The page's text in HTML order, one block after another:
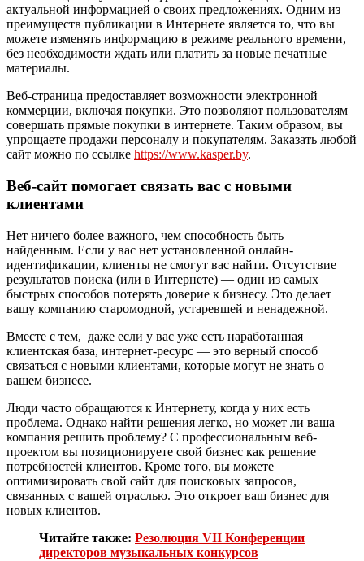
актуальной информацией о своих предложениях. Одним из
преимуществ публикации в Интернете является то, что вы
можете изменять информацию в режиме реального времени,
без необходимости ждать или платить за новые печатные
материалы.
Веб-страница предоставляет возможности электронной
коммерции, включая покупки. Это позволяют пользователям
совершать прямые покупки в интернете. Таким образом, вы
упрощаете продажи персоналу и покупателям. Заказать любой
сайт можно по ссылке https://www.kasper.by.
Веб-сайт помогает связать вас с новыми
клиентами
Нет ничего более важного, чем способность быть
найденным. Если у вас нет установленной онлайн-
идентификации, клиенты не смогут вас найти. Отсутствие
результатов поиска (или в Интернете) — один из самых
быстрых способов потерять доверие к бизнесу. Это делает
вашу компанию старомодной, устаревшей и ненадежной.
Вместе с тем, даже если у вас уже есть наработанная
клиентская база, интернет-ресурс — это верный способ
связаться с новыми клиентами, которые могут не знать о
вашем бизнесе.
Люди часто обращаются к Интернету, когда у них есть
проблема. Однако найти решения легко, но может ли ваша
компания решить проблему? С профессиональным веб-
проектом вы позиционируете свой бизнес как решение
потребностей клиентов. Кроме того, вы можете
оптимизировать свой сайт для поисковых запросов,
связанных с вашей отраслью. Это откроет ваш бизнес для
новых клиентов.
Читайте также: Резолюция VII Конференции
директоров музыкальных конкурсов